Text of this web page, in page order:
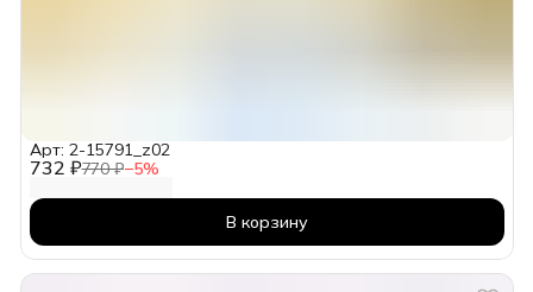
732 ₽770 ₽−5%
Арт: 2-15791_z02
В корзину